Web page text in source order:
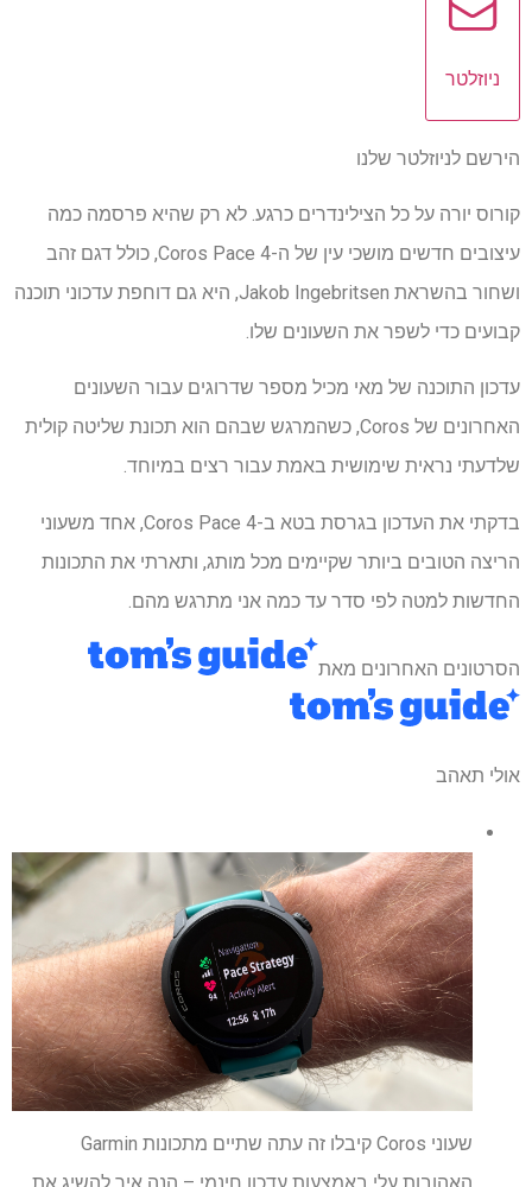
ניוזלטר
הירשם לניוזלטר שלנו
קורוס יורה על כל הצילינדרים כרגע. לא רק שהיא פרסמה כמה
עיצובים חדשים מושכי עין של ה-Coros Pace 4, כולל דגם זהב
ושחור בהשראת Jakob Ingebritsen, היא גם דוחפת עדכוני תוכנה
קבועים כדי לשפר את השעונים שלו.
עדכון התוכנה של מאי מכיל מספר שדרוגים עבור השעונים
האחרונים של Coros, כשהמרגש שבהם הוא תכונת שליטה קולית
שלדעתי נראית שימושית באמת עבור רצים במיוחד.
בדקתי את העדכון בגרסת בטא ב-Coros Pace 4, אחד משעוני
הריצה הטובים ביותר שקיימים מכל מותג, ותארתי את התכונות
החדשות למטה לפי סדר עד כמה אני מתרגש מהם.
הסרטונים האחרונים מאת
אולי תאהב
שעוני Coros קיבלו זה עתה שתיים מתכונות Garmin